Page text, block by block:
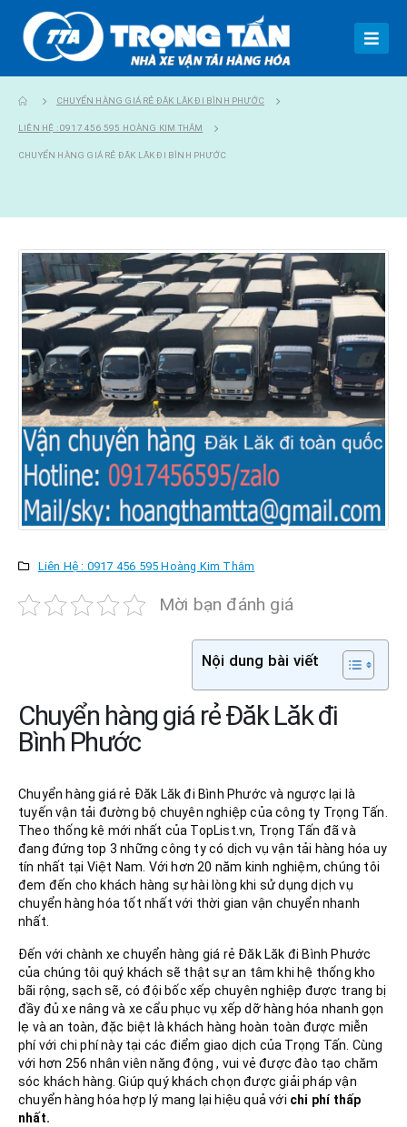
CHUYỂN HÀNG GIÁ RẺ ĐĂK LĂK ĐI BÌNH PHƯỚC
LIÊN HỆ : 0917 456 595 HOÀNG KIM THẮM
CHUYỂN HÀNG GIÁ RẺ ĐĂK LĂK ĐI BÌNH PHƯỚC
Liên Hệ : 0917 456 595 Hoàng Kim Thắm
Mời bạn đánh giá
Nội dung bài viết
Chuyển hàng giá rẻ Đăk Lăk đi
Bình Phước
Chuyển hàng giá rẻ Đăk Lăk đi Bình Phước và ngược lại là
tuyến vận tải đường bộ chuyên nghiệp của công ty Trọng Tấn.
Theo thống kê mới nhất của TopList.vn, Trọng Tấn đã và
đang đứng top 3 những công ty có dịch vụ vận tải hàng hóa uy
tín nhất tại Việt Nam. Với hơn 20 năm kinh nghiệm, chúng tôi
đem đến cho khách hàng sự hài lòng khi sử dụng dịch vụ
chuyển hàng hóa tốt nhất với thời gian vận chuyển nhanh
nhất.
Đến với chành xe chuyển hàng giá rẻ Đăk Lăk đi Bình Phước
của chúng tôi quý khách sẽ thật sự an tâm khi hệ thống kho
bãi rộng, sạch sẽ, có đội bốc xếp chuyên nghiệp được trang bị
đầy đủ xe nâng và xe cẩu phục vụ xếp dỡ hàng hóa nhanh gọn
lẹ và an toàn, đặc biệt là khách hàng hoàn toàn được miễn
phí với chi phí này tại các điểm giao dịch của Trọng Tấn. Cùng
với hơn 256 nhân viên năng động , vui vẻ được đào tạo chăm
sóc khách hàng. Giúp quý khách chọn được giải pháp vận
chuyển hàng hóa hợp lý mang lại hiệu quả với chi phí thấp
nhất.